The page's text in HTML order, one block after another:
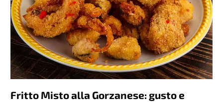
Fritto Misto alla Gorzanese: gusto e